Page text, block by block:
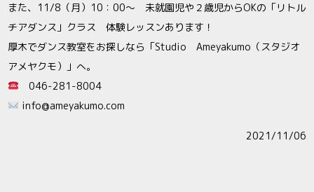
また、11/8（月）10：00～ 未就園児や２歳児からOKの「リトル
チアダンス」クラス 体験レッスンあります！
厚木でダンス教室をお探しなら「Studio Ameyakumo（スタジオ
アメヤクモ）」へ。
046-281-8004
info@ameyakumo.com
2021/11/06